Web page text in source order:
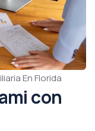
En Florida
con